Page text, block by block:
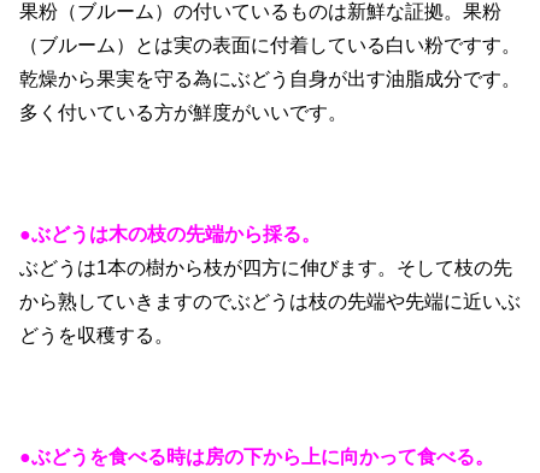
果粉（ブルーム）の付いているものは新鮮な証拠。果粉
（ブルーム）とは実の表面に付着している白い粉ですす。
乾燥から果実を守る為にぶどう自身が出す油脂成分です。
多く付いている方が鮮度がいいです。
●ぶどうは木の枝の先端から採る。
ぶどうは1本の樹から枝が四方に伸びます。そして枝の先
から熟していきますのでぶどうは枝の先端や先端に近いぶ
どうを収穫する。
●ぶどうを食べる時は房の下から上に向かって食べる。